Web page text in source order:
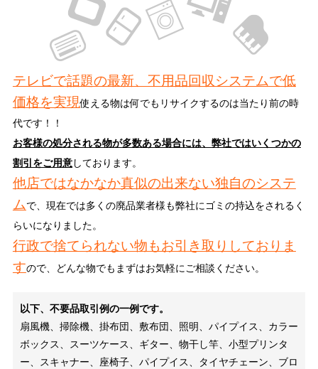
テレビで話題の最新、不用品回収システムで低
価格を実現使える物は何でもリサイクするのは当たり前の時
代です！！
お客様の処分される物が多数ある場合には、弊社ではいくつかの
割引をご用意しております。
他店ではなかなか真似の出来ない独自のシステ
ムで、現在では多くの廃品業者様も弊社にゴミの持込をされるく
らいになりました。
行政で捨てられない物もお引き取りしておりま
すので、どんな物でもまずはお気軽にご相談ください。
以下、不要品取引例の一例です。
扇風機、掃除機、掛布団、敷布団、照明、パイプイス、カラー
ボックス、スーツケース、ギター、物干し竿、小型プリンタ
ー、スキャナー、座椅子、パイプイス、タイヤチェーン、ブロ